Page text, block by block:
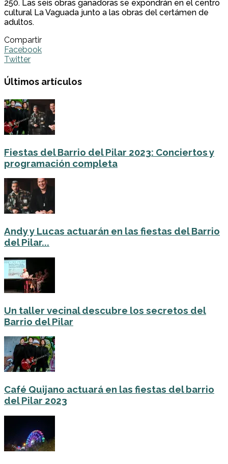
250. Las seis obras ganadoras se expondrán en el centro
cultural La Vaguada junto a las obras del certámen de
adultos.
Compartir
Facebook
Twitter
Últimos artículos
Fiestas del Barrio del Pilar 2023: Conciertos y
programación completa
Andy y Lucas actuarán en las fiestas del Barrio
del Pilar...
Un taller vecinal descubre los secretos del
Barrio del Pilar
Café Quijano actuará en las fiestas del barrio
del Pilar 2023